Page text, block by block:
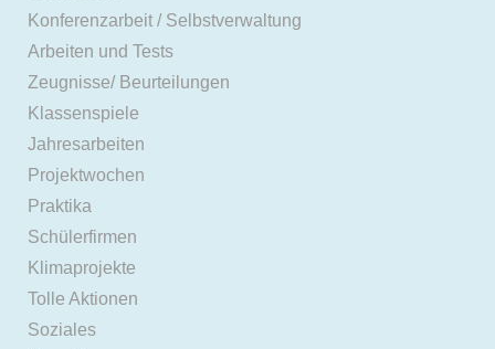
Konferenzarbeit / Selbstverwaltung
Arbeiten und Tests
Zeugnisse/ Beurteilungen
Klassenspiele
Jahresarbeiten
Projektwochen
Praktika
Schülerfirmen
Klimaprojekte
Tolle Aktionen
Soziales